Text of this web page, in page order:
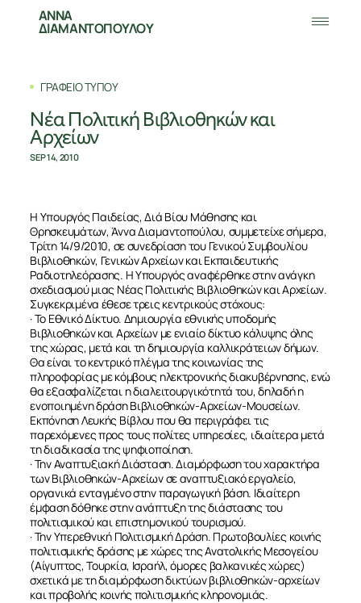
ΑΝΝΑ
ΔΙΑΜΑΝΤΟΠΟΥΛΟΥ
ΓΡΑΦΕΙΟ ΤΥΠΟΥ
Νέα Πολιτική Βιβλιοθηκών και
Αρχείων
SEP 14, 2010
Η Υπουργός Παιδείας, Διά Βίου Μάθησης και
Θρησκευμάτων, Άννα Διαμαντοπούλου, συμμετείχε σήμερα,
Τρίτη 14/9/2010, σε συνεδρίαση του Γενικού Συμβουλίου
Βιβλιοθηκών, Γενικών Αρχείων και Εκπαιδευτικής
Ραδιοτηλεόρασης. Η Υπουργός αναφέρθηκε στην ανάγκη
σχεδιασμού μιας Νέας Πολιτικής Βιβλιοθηκών και Αρχείων.
Συγκεκριμένα έθεσε τρεις κεντρικούς στόχους:
· Το Εθνικό Δίκτυο. Δημιουργία εθνικής υποδομής
Βιβλιοθηκών και Αρχείων με ενιαίο δίκτυο κάλυψης όλης
της χώρας, μετά και τη δημιουργία καλλικράτειων δήμων.
Θα είναι το κεντρικό πλέγμα της κοινωνίας της
πληροφορίας με κόμβους ηλεκτρονικής διακυβέρνησης, ενώ
θα εξασφαλίζεται η διαλειτουργικότητά του, δηλαδή η
ενοποιημένη δράση Βιβλιοθηκών-Αρχείων-Μουσείων.
Εκπόνηση Λευκής Βίβλου που θα περιγράφει τις
παρεχόμενες προς τους πολίτες υπηρεσίες, ιδιαίτερα μετά
τη διαδικασία της ψηφιοποίηση.
· Την Αναπτυξιακή Διάσταση. Διαμόρφωση του χαρακτήρα
των Βιβλιοθηκών-Αρχείων σε αναπτυξιακό εργαλείο,
οργανικά ενταγμένο στην παραγωγική βάση. Ιδιαίτερη
έμφαση δόθηκε στην ανάπτυξη της διάστασης του
πολιτισμικού και επιστημονικού τουρισμού.
· Την Υπερεθνική Πολιτισμική Δράση. Πρωτοβουλίες κοινής
πολιτισμικής δράσης με χώρες της Ανατολικής Μεσογείου
(Αίγυπτος, Τουρκία, Ισραήλ, όμορες βαλκανικές χώρες)
σχετικά με τη διαμόρφωση δικτύων βιβλιοθηκών-αρχείων
και προβολής κοινής πολιτισμικής κληρονομιάς.